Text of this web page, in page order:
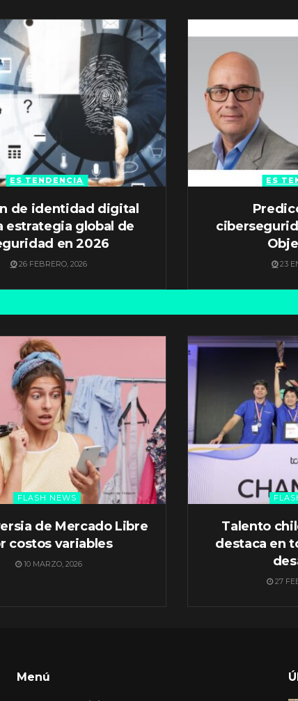
ES TENDENCIA
de identidad digital
estrategia global de
en 2026
26 FEBRERO, 2026
ES
23
FLASH NEWS
de Mercado Libre
costos variables
10 MARZO, 2026
Talento
destaca en
27
Menú